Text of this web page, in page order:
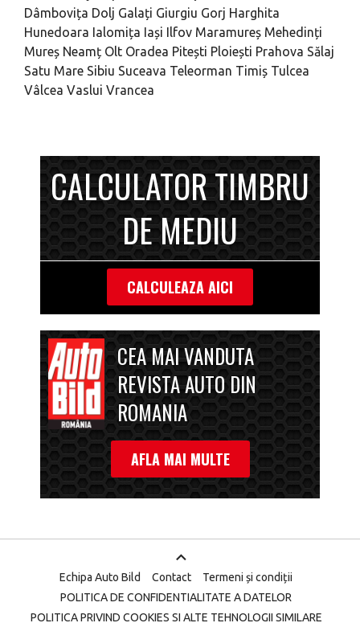
Dâmbovița Dolj Galați Giurgiu Gorj Harghita
Hunedoara Ialomița Iași Ilfov Maramureș Mehedinți
Mureș Neamț Olt Oradea Pitești Ploiești Prahova Sălaj
Satu Mare Sibiu Suceava Teleorman Timiș Tulcea
Vâlcea Vaslui Vrancea
CALCULATOR TIMBRU
DE MEDIU
CALCULEAZA AICI
CEA MAI VANDUTA
REVISTA AUTO DIN
ROMANIA
AFLA MAI MULTE
Echipa Auto Bild Contact
Termeni și condiții
POLITICA DE CONFIDENTIALITATE A DATELOR
POLITICA PRIVIND COOKIES SI ALTE TEHNOLOGII SIMILARE